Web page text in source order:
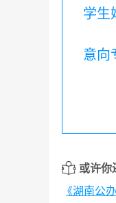
学生
意向
或许你
《湖南公